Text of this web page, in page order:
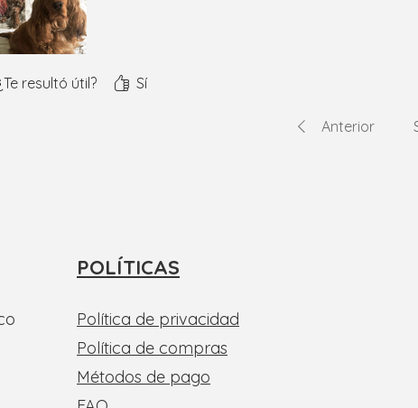
resultó útil? Sí
Anterior
POLÍTICAS
Política de privacidad
Política de compras
Métodos de pago